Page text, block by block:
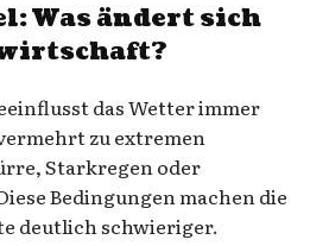
Was ändert sich
das Wetter immer
zu extremen
Starkregen oder
Bedingungen machen die
deutlich schwieriger.